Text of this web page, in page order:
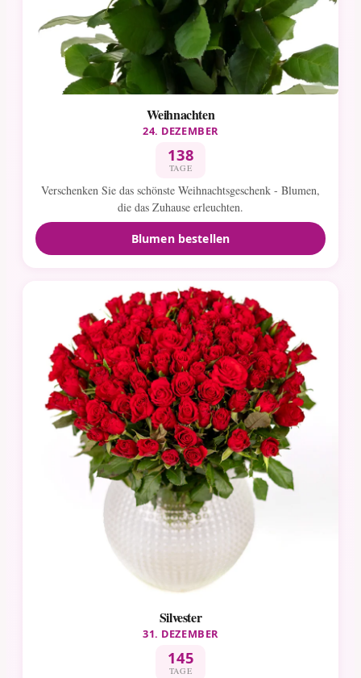
Weihnachten
24. DEZEMBER
138
TAGE
Verschenken Sie das schönste Weihnachtsgeschenk - Blumen,
die das Zuhause erleuchten.
Blumen bestellen
Silvester
31. DEZEMBER
145
TAGE